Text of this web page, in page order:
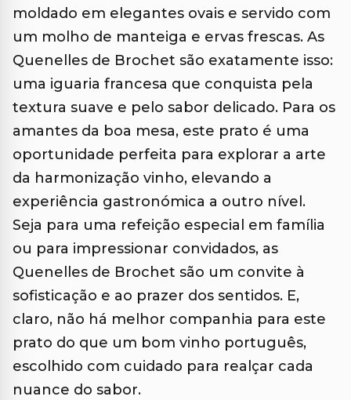
moldado em elegantes ovais e servido com
um molho de manteiga e ervas frescas. As
Quenelles de Brochet são exatamente isso:
uma iguaria francesa que conquista pela
textura suave e pelo sabor delicado. Para os
amantes da boa mesa, este prato é uma
oportunidade perfeita para explorar a arte
da harmonização vinho, elevando a
experiência gastronómica a outro nível.
Seja para uma refeição especial em família
ou para impressionar convidados, as
Quenelles de Brochet são um convite à
sofisticação e ao prazer dos sentidos. E,
claro, não há melhor companhia para este
prato do que um bom vinho português,
escolhido com cuidado para realçar cada
nuance do sabor.